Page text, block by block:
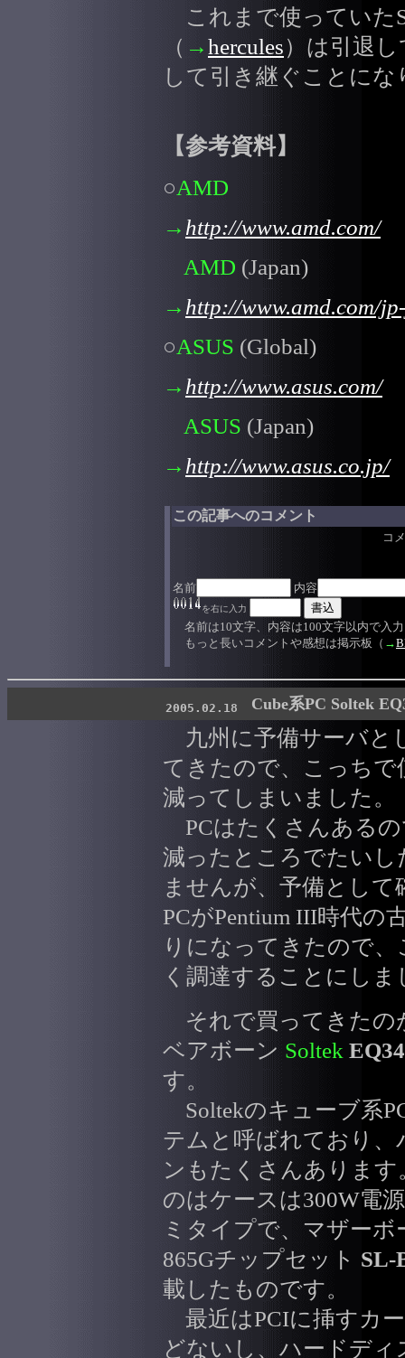
これまで使っていた
（ →hercules）は引退
して引き継ぐことにな
【参考資料】
○AMD
→ http://www.amd.com/
AMD (Japan)
→ http://www.amd.com/
○ASUS (Global)
→ http://www.asus.com/
ASUS (Japan)
→ http://www.asus.co.jp/
この記事へのコメント
コ
名前 内容
を右に入力
名前は10文字、内容は100文字以内で入
もっと長いコメントや感想は掲示板（ →
2005.02.18 Cube系PC Soltek
九州に予備サーバと
てきたので、こっちで
減ってしまいました。
PCはたくさんある
減ったところでたいし
ませんが、予備として
PCがPentium III時代の
りになってきたので
く調達することにしま
それで買ってきたの
ベアボーン Soltek
す。
Soltekのキューブ系
テムと呼ばれており、
ンもたくさんあります
のはケースは300W電
ミタイプで、マザーボ
865Gチップセット SL-
載したものです。
最近はPCIに挿すカ
どないし、ハードディ